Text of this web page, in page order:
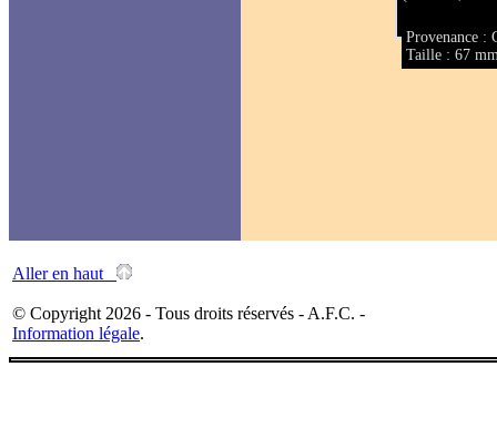
Provenance :
Taille : 67
Aller en haut
© Copyright 2026 - Tous droits réservés - A.F.C. -
Information légale.